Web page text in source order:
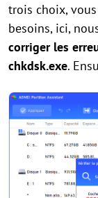
trois choix,
besoins, ici,
corriger les
chkdsk.exe.